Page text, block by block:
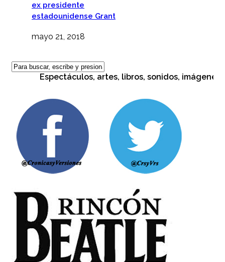
ex presidente
estadounidense Grant
mayo 21, 2018
Espectáculos, artes, libros, sonidos, imágenes,